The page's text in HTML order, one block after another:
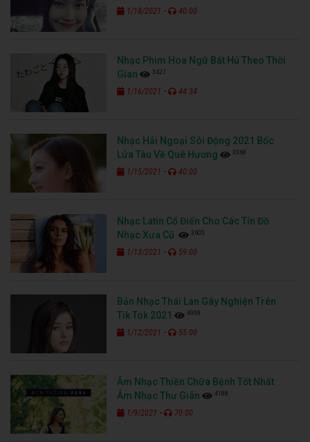
1/18/2021 - 40:00
Nhạc Phim Hoa Ngữ Bất Hủ Theo Thời
Gian
3427
1/16/2021 - 44:34
Nhạc Hải Ngoại Sôi Động 2021 Bốc
Lửa Tàu Về Quê Hương
3368
1/15/2021 - 40:00
Nhạc Latin Cổ Điển Cho Các Tín Đồ
Nhạc Xưa Cũ
3605
1/13/2021 - 59:00
Bản Nhạc Thái Lan Gây Nghiện Trên
Tik Tok 2021
4959
1/12/2021 - 55:00
Âm Nhạc Thiền Chữa Bệnh Tốt Nhất
Âm Nhạc Thư Giãn
4188
1/9/2021 - 70:00